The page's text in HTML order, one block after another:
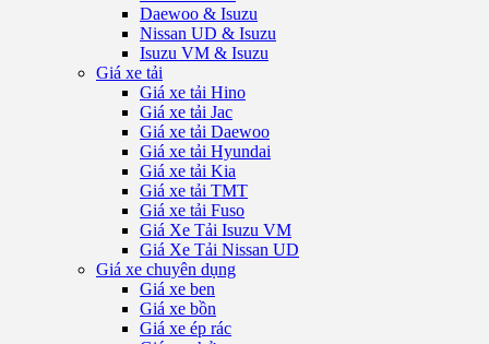
Daewoo & Isuzu
Nissan UD & Isuzu
Isuzu VM & Isuzu
Giá xe tải
Giá xe tải Hino
Giá xe tải Jac
Giá xe tải Daewoo
Giá xe tải Hyundai
Giá xe tải Kia
Giá xe tải TMT
Giá xe tải Fuso
Giá Xe Tải Isuzu VM
Giá Xe Tải Nissan UD
Giá xe chuyên dụng
Giá xe ben
Giá xe bồn
Giá xe ép rác